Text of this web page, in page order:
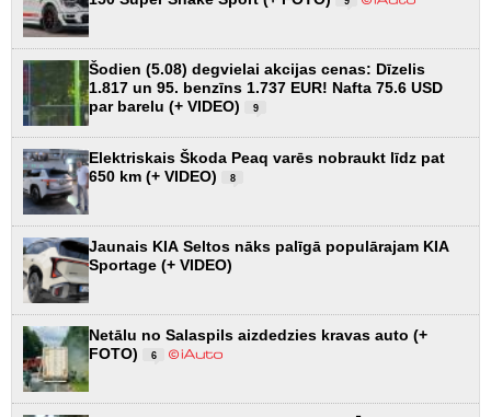
Šodien (5.08) degvielai akcijas cenas: Dīzelis
1.817 un 95. benzīns 1.737 EUR! Nafta 75.6 USD
par barelu (+ VIDEO)
9
Elektriskais Škoda Peaq varēs nobraukt līdz pat
650 km (+ VIDEO)
8
Jaunais KIA Seltos nāks palīgā populārajam KIA
Sportage (+ VIDEO)
Netālu no Salaspils aizdedzies kravas auto (+
FOTO)
6